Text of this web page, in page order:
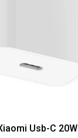
Usb-C 20W